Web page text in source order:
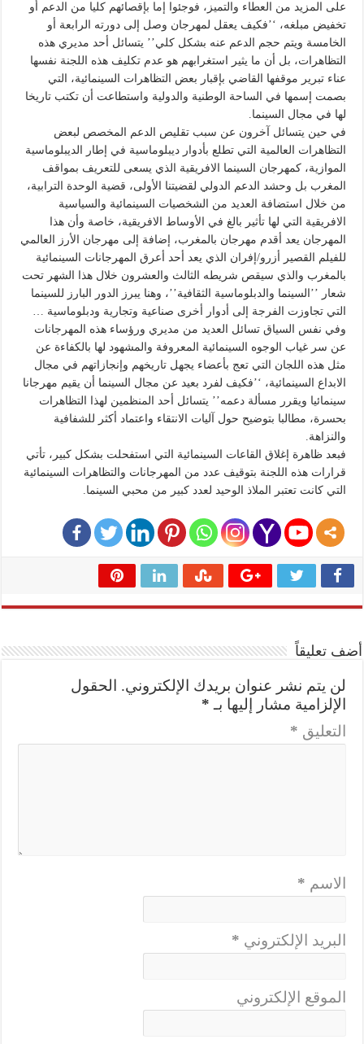
على المزيد من العطاء والتميز، فوجئوا إما بإقصائهم كليا من الدعم أو
تخفيض مبلغه، ‘’فكيف يعقل لمهرجان وصل إلى دورته الرابعة أو
الخامسة ويتم حجم الدعم عنه بشكل كلي’’ يتسائل أحد مديري هذه
التظاهرات، بل أن ما يثير استغرابهم هو عدم تكليف هذه اللجنة نفسها
عناء تبرير موقفها القاضي بإقبار بعض التظاهرات السينمائية، التي
بصمت إسمها في الساحة الوطنية والدولية واستطاعت أن تكتب تاريخا
لها في مجال السينما.
في حين يتسائل آخرون عن سبب تقليص الدعم المخصص لبعض
التظاهرات العالمية التي تطلع بأدوار ديبلوماسية في إطار الديبلوماسية
الموازية، كمهرجان السينما الافريقية الذي يسعى للتعريف بمواقف
المغرب بل وحشد الدعم الدولي لقضيتنا الأولى، قضية الوحدة الترابية،
من خلال استضافة العديد من الشخصيات السينمائية والسياسية
الافريقية التي لها تأثير بالغ في الأوساط الافريقية، خاصة وأن هذا
المهرجان يعد أقدم مهرجان بالمغرب، إضافة إلى مهرجان الأرز العالمي
للفيلم القصير أزرو/إفران الذي يعد أحد أعرق المهرجانات السينمائية
بالمغرب والذي سيقص شريطه الثالث والعشرون خلال هذا الشهر تحت
شعار ’’السينما والدبلوماسية الثقافية’’، وهنا يبرز الدور البارز للسينما
التي تجاوزت الفرجة إلى أدوار أخرى صناعية وتجارية ودبلوماسية …
وفي نفس السياق تسائل العديد من مديري ورؤساء هذه المهرجانات
عن سر غياب الوجوه السينمائية المعروفة والمشهود لها بالكفاءة عن
مثل هذه اللجان التي تعج بأعضاء يجهل تاريخهم وإنجازاتهم في مجال
الابداع السينمائية، ‘’فكيف لفرد بعيد عن مجال السينما أن يقيم مهرجانا
سينمائيا ويقرر مسألة دعمه’’ يتسائل أحد المنظمين لهذا التظاهرات
بحسرة، مطالبا بتوضيح حول آليات الانتقاء واعتماد أكثر للشفافية
والنزاهة.
فبعد ظاهرة إغلاق القاعات السينمائية التي استفحلت بشكل كبير، تأتي
قرارات هذه اللجنة بتوقيف عدد من المهرجانات والتظاهرات السينمائية
التي كانت تعتبر الملاذ الوحيد لعدد كبير من محبي السينما.
أضف تعليقاً
لن يتم نشر عنوان بريدك الإلكتروني.
الحقول
الإلزامية مشار إليها بـ *
التعليق *
الاسم *
البريد الإلكتروني *
الموقع الإلكتروني